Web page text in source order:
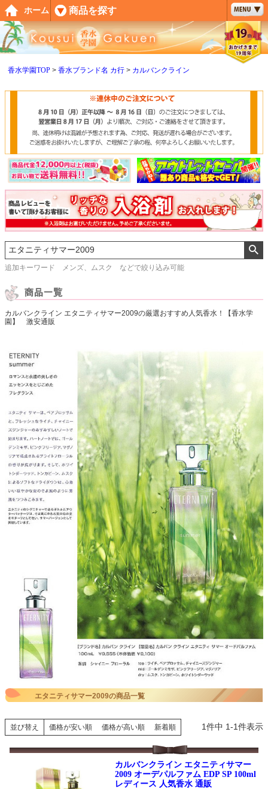
香水学園TOP 香水ブランド名 カ行 カルバンクライン
追加キーワード メンズ、ムスク などで絞り込み可能
カルバンクライン エタニティサマー2009の厳選おすすめ人気香水！【香水学
園】 激安通販
エタニティサマー2009の商品一覧
並び替え 価格が安い順 価格が高い順 新着順 1件中 1-1件表示
カルバンクライン エタニティサマー
2009 オーデパルファム EDP SP 100ml
レディース 人気香水 通販
ペー
ジト
ップ
へ
ホーム 商品を探す